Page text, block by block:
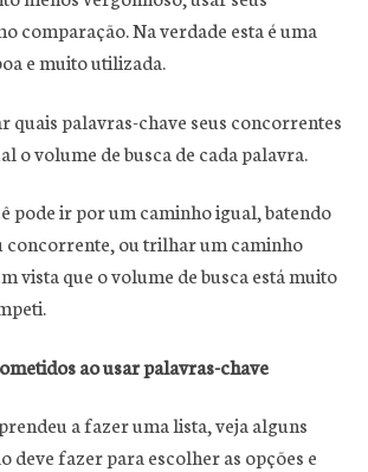
comparação. Na verdade esta é uma
e muito utilizada.
quais palavras-chave seus concorrentes
o volume de busca de cada palavra.
pode ir por um caminho igual, batendo
concorrente, ou trilhar um caminho
vista que o volume de busca está muito
ao usar palavras-chave
a fazer uma lista, veja alguns
deve fazer para escolher as opções e